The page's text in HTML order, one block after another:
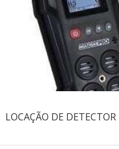
LOCAÇÃO DE DETECTOR